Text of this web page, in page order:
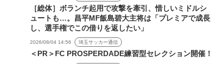
［総体］ボランチ起用で攻撃を牽引、惜しいミドルシ
ュートも…。昌平MF飯島碧大主将は「プレミアで成長
し、選手権でこの借りを返したい」
2026/08/04 14:56 埼玉サッカー通信
＜PR＞FC PROSPERDADE練習型セレクション開催！